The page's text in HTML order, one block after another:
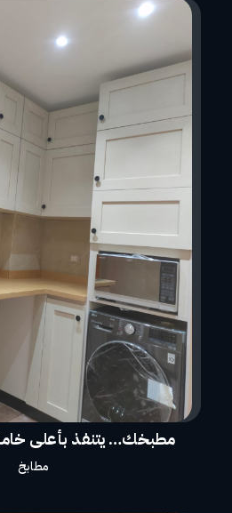
مطبخك… يتنفذ بأعلى
مطابخ